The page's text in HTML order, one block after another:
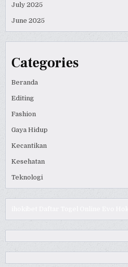
July 2025
June 2025
Categories
Beranda
Editing
Fashion
Gaya Hidup
Kecantikan
Kesehatan
Teknologi